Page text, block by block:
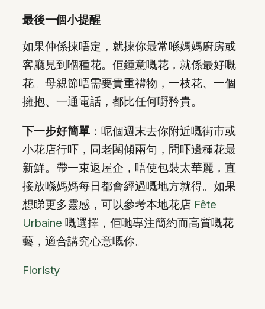
最後一個小提醒
如果仲係揀唔定，就揀你最常喺媽媽廚房或
客廳見到嗰種花。佢鍾意嘅花，就係最好嘅
花。母親節唔需要貴重禮物，一枝花、一個
擁抱、一通電話，都比任何嘢矜貴。
下一步好簡單 ：呢個週末去你附近嘅街市或
小花店行吓，同老闆傾兩句，問吓邊種花最
新鮮。帶一束返屋企，唔使包裝太華麗，直
接放喺媽媽每日都會經過嘅地方就得。如果
想睇更多靈感，可以參考本地花店 Fête
Urbaine 嘅選擇，佢哋專注簡約而高質嘅花
藝，適合講究心意嘅你。
Floristy